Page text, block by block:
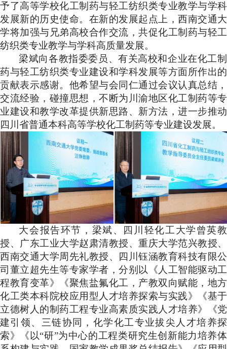
予了高等学校化工制药与轻工纺织类专业教学与学科
发展新的历史使命。在新的发展起点上，西南交通大
学将加强与兄弟高校合作交流，共促化工制药与轻工
纺织类专业教学与学科高质量发展。
梁斌向各教指委委员、有关高校和企业在化工制
药与轻工纺织类专业建设和学科发展等方面所作出的
贡献表示感谢。他希望与会同仁通过会议认真总结，
交流经验，碰撞思想，不断为川渝地区化工制药等专
业建设和教学改革提供新思路、新方法，进一步推动
四川省普通本科高等学校化工制药等专业建设发展。
大会报告环节，梁斌、四川轻化工大学曾英教
授、广东工业大学赵肃清教授、重庆大学范兴教授、
西南交通大学周先礼教授、四川钰涵教育科技有限公
司董立超先生等专家学者，分别以《人工智能驱动工
程教育变革》《聚焦盐氟化工，产教双向赋能，地方
化工类本科院校应用型人才培养探索与实践》《基于
立德树人的制药工程专业高素质实践人才培养》《党
建引领、三链协同，化学化工专业拔尖人才培养探
索》《以“研”为中心的工程类研究生创新能力培养体